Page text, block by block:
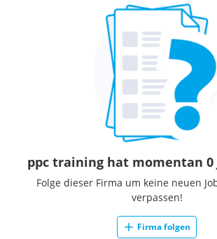
ppc training hat momentan 0
Folge dieser Firma um keine neuen
verpassen!
Firma folgen